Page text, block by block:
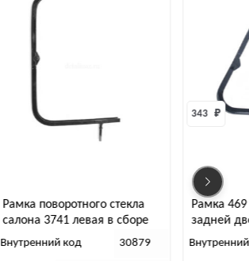
Рамка поворотного стекла
салона 3741 левая в сборе
Внутренний код 30879
Рамка 469
задней
в сборе
343 ₽